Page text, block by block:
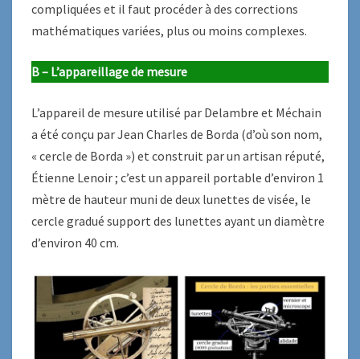
compliquées et il faut procéder à des corrections
mathématiques variées, plus ou moins complexes.
B – L’appareillage de mesure
L’appareil de mesure utilisé par Delambre et Méchain
a été conçu par Jean Charles de Borda (d’où son nom,
« cercle de Borda ») et construit par un artisan réputé,
Étienne Lenoir ; c’est un appareil portable d’environ 1
mètre de hauteur muni de deux lunettes de visée, le
cercle gradué support des lunettes ayant un diamètre
d’environ 40 cm.